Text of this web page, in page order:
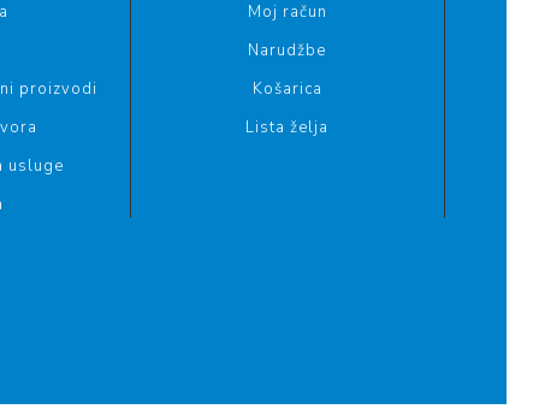
proizvodi
usluge
Moj račun
Narudžbe
Košarica
Lista želja